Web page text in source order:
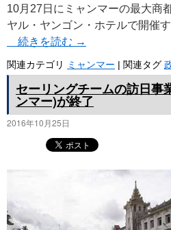
10月27日にミャンマーの最大商
ヤル・ヤンゴン・ホテルで開催
続きを読む →
関連カテゴリ ミャンマー | 関連タグ
セーリングチームの訪日事
ンマー)が終了
2016年10月25日